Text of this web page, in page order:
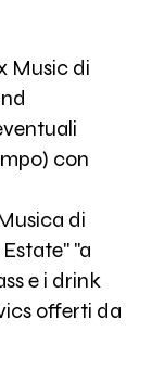
Music di
con
di
"a
e i drink
offerti da